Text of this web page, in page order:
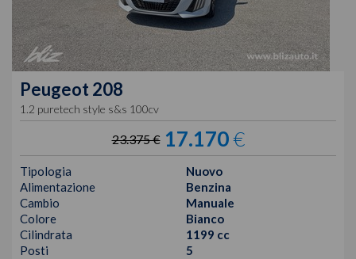
Peugeot 208
1.2 puretech style s&s 100cv
23.375 € 17.170€
Tipologia
Nuovo
Alimentazione
Benzina
Cambio
Manuale
Colore
Bianco
Cilindrata
1199 cc
Posti
5